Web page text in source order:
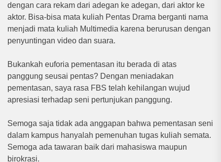
dengan cara rekam dari adegan ke adegan, dari aktor ke
aktor. Bisa-bisa mata kuliah Pentas Drama berganti nama
menjadi mata kuliah Multimedia karena berurusan dengan
penyuntingan video dan suara.
Bukankah euforia pementasan itu berada di atas
panggung seusai pentas? Dengan meniadakan
pementasan, saya rasa FBS telah kehilangan wujud
apresiasi terhadap seni pertunjukan panggung.
Semoga saja tidak ada anggapan bahwa pementasan seni
dalam kampus hanyalah pemenuhan tugas kuliah semata.
Semoga ada tawaran baik dari mahasiswa maupun
birokrasi.